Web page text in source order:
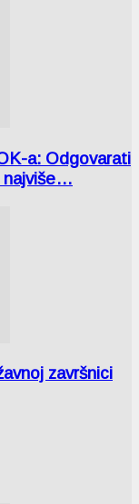
a: Odgovarati
najviše…
završnici